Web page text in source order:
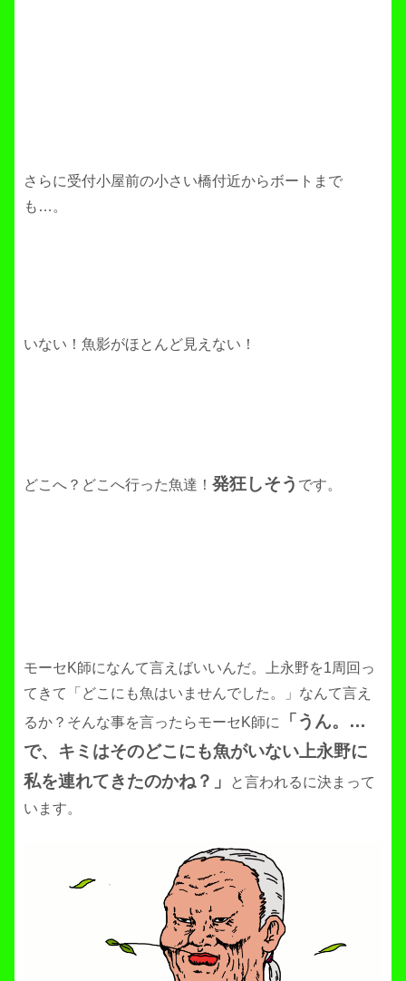
さらに受付小屋前の小さい橋付近からボートまで
も…。
いない！魚影がほとんど見えない！
どこへ？どこへ行った魚達！ 発狂しそう です。
モーセK師になんて言えばいいんだ。上永野を1周回っ
てきて「どこにも魚はいませんでした。」なんて言え
るか？そんな事を言ったらモーセK師に
「うん。…
で、キミはそのどこにも魚がいない上永野に
私を連れてきたのかね？」
と言われるに決まって
います。